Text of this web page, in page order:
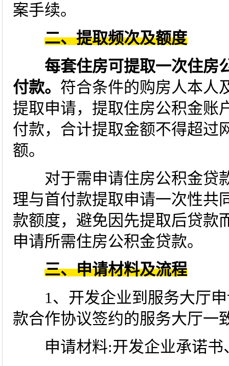
案手续。
二、提取频次及额度
每套住房可提取一次住房
付款。 符合条件的购房人本人
提取申请，提取住房公积金账
付款，合计提取金额不得超过
额。
对于需申请住房公积金贷
理与首付款提取申请一次性共
款额度，避免因先提取后贷款
申请所需住房公积金贷款。
三、申请材料及流程
1、开发企业到服务大厅申
款合作协议签约的服务大厅一
申请材料:开发企业承诺书